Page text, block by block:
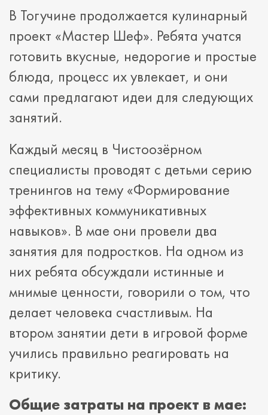
В Тогучине продолжается кулинарный
проект «Мастер Шеф». Ребята учатся
готовить вкусные, недорогие и простые
блюда, процесс их увлекает, и они
сами предлагают идеи для следующих
занятий.
Каждый месяц в Чистоозёрном
специалисты проводят с детьми серию
тренингов на тему «Формирование
эффективных коммуникативных
навыков». В мае они провели два
занятия для подростков. На одном из
них ребята обсуждали истинные и
мнимые ценности, говорили о том, что
делает человека счастливым. На
втором занятии дети в игровой форме
учились правильно реагировать на
критику.
Общие затраты на проект в мае: